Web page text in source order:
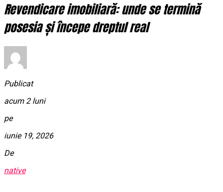
Revendicare imobiliară: unde se termină
posesia și începe dreptul real
Publicat
acum 2 luni
pe
iunie 19, 2026
De
native